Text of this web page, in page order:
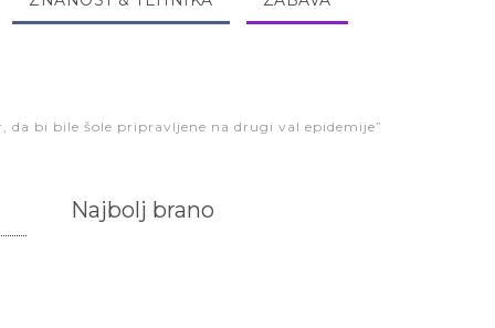
da bi bile šole pripravljene na drugi val epidemije”
Najbolj brano